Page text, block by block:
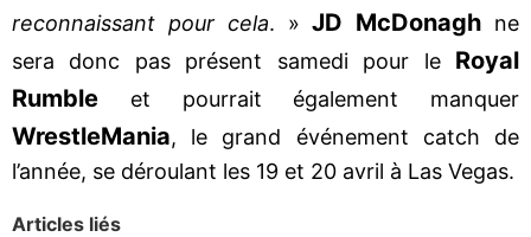
reconnaissant pour cela. »JD McDonagh ne
sera donc pas présent samedi pour le Royal
Rumble et pourrait également manquer
WrestleMania, le grand événement catch de
l’année, se déroulant les 19 et 20 avril à Las Vegas.
Articles liés